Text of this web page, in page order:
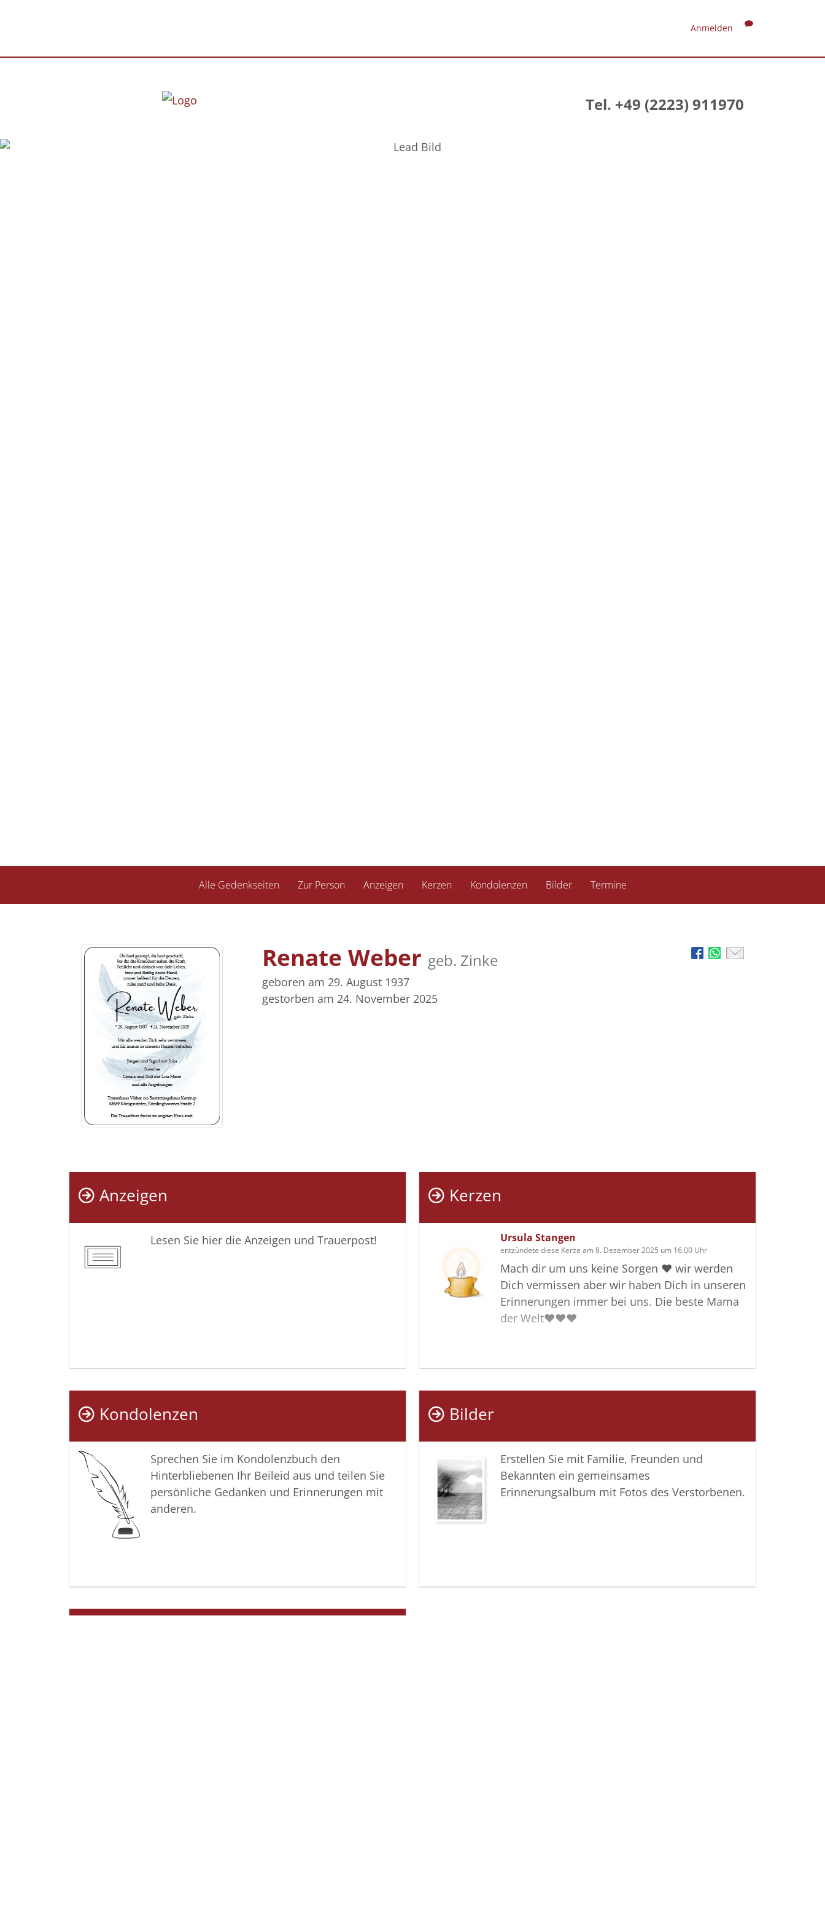
Anmelden
Tel. +49 (2223) 911970
Alle Gedenkseiten Zur Person Anzeigen Kerzen Kondolenzen Bilder Termine
Renate Weber geb. Zinke
geboren am 29. August 1937
gestorben am 24. November 2025
Anzeigen
Lesen Sie hier die Anzeigen und Trauerpost!
Kerzen
Ursula Stangen
entzündete diese Kerze am 8. Dezember 2025 um 16.00 Uhr
Mach dir um uns keine Sorgen ❤️ wir werden
Dich vermissen aber wir haben Dich in unseren
Erinnerungen immer bei uns. Die beste Mama
der Welt♥️♥️♥️
Kondolenzen
Sprechen Sie im Kondolenzbuch den
Hinterbliebenen Ihr Beileid aus und teilen Sie
persönliche Gedanken und Erinnerungen mit
anderen.
Bilder
Erstellen Sie mit Familie, Freunden und
Bekannten ein gemeinsames
Erinnerungsalbum mit Fotos des Verstorbenen.